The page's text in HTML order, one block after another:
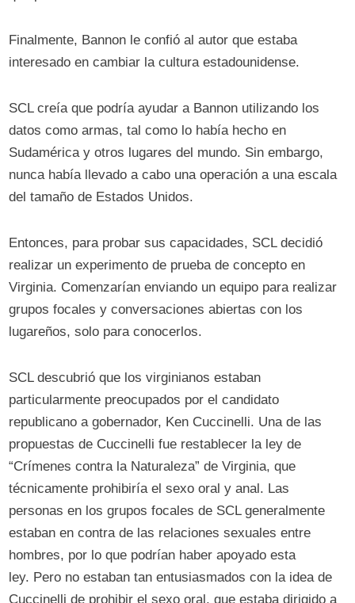
Finalmente, Bannon le confió al autor que estaba
interesado en cambiar la cultura estadounidense.
SCL creía que podría ayudar a Bannon utilizando los
datos como armas, tal como lo había hecho en
Sudamérica y otros lugares del mundo. Sin embargo,
nunca había llevado a cabo una operación a una escala
del tamaño de Estados Unidos.
Entonces, para probar sus capacidades, SCL decidió
realizar un experimento de prueba de concepto en
Virginia. Comenzarían enviando un equipo para realizar
grupos focales y conversaciones abiertas con los
lugareños, solo para conocerlos.
SCL descubrió que los virginianos estaban
particularmente preocupados por el candidato
republicano a gobernador, Ken Cuccinelli. Una de las
propuestas de Cuccinelli fue restablecer la ley de
“Crímenes contra la Naturaleza” de Virginia, que
técnicamente prohibiría el sexo oral y anal. Las
personas en los grupos focales de SCL generalmente
estaban en contra de las relaciones sexuales entre
hombres, por lo que podrían haber apoyado esta
ley. Pero no estaban tan entusiasmados con la idea de
Cuccinelli de prohibir el sexo oral, que estaba dirigido a